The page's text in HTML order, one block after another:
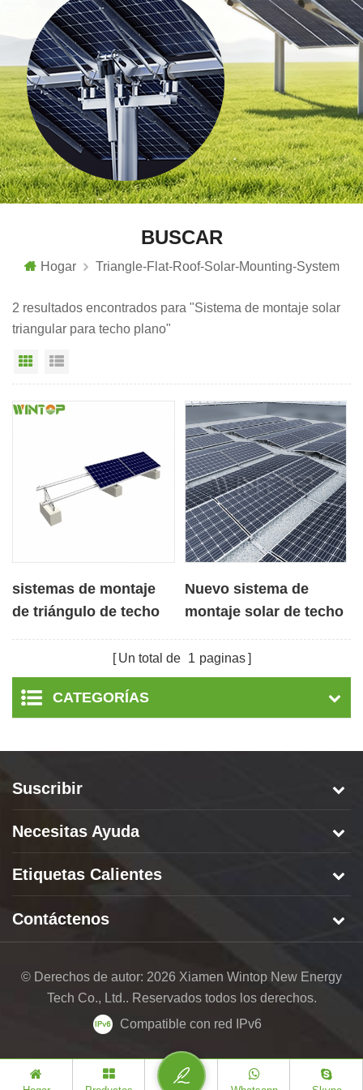
BUSCAR
Hogar Triangle-Flat-Roof-Solar-Mounting-System
2 resultados encontrados para "Sistema de montaje solar
triangular para techo plano"
Vista en cuadrícula
sistemas de montaje
de triángulo de techo
solar fotovoltaico
Nuevo sistema de
montaje solar de techo
Un total de 1 paginas
CATEGORÍAS
Suscribir
Necesitas Ayuda
Etiquetas Calientes
Contáctenos
© Derechos de autor: 2026 Xiamen Wintop New Energy
Tech Co., Ltd.. Reservados todos los derechos.
Compatible con red IPv6